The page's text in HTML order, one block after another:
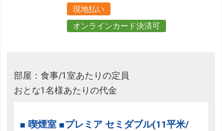
現地払い
オンラインカード決済可
部屋：食事/1室あたりの定員
おとな1名様あたりの代金
■ 喫煙室 ■プレミア セミダブル(11平米/